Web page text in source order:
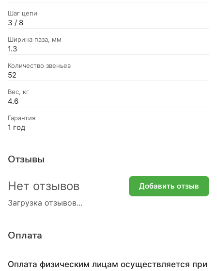
Шаг цепи
3 / 8
Ширина паза, мм
1.3
Количество звеньев
52
Вес, кг
4.6
Гарантия
1 год
Отзывы
Загрузка отзывов...
Нет отзывов Добавить отзыв
Оплата
Оплата физическим лицам осуществляется при